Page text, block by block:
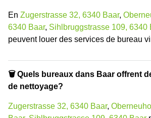
En Zugerstrasse 32, 6340 Baar,
6340 Baar, Sihlbruggstrasse 109, 6340
peuvent louer des services de bureau
🗑 Quels bureaux dans Baar offrent
de nettoyage?
Zugerstrasse 32, 6340 Baar,